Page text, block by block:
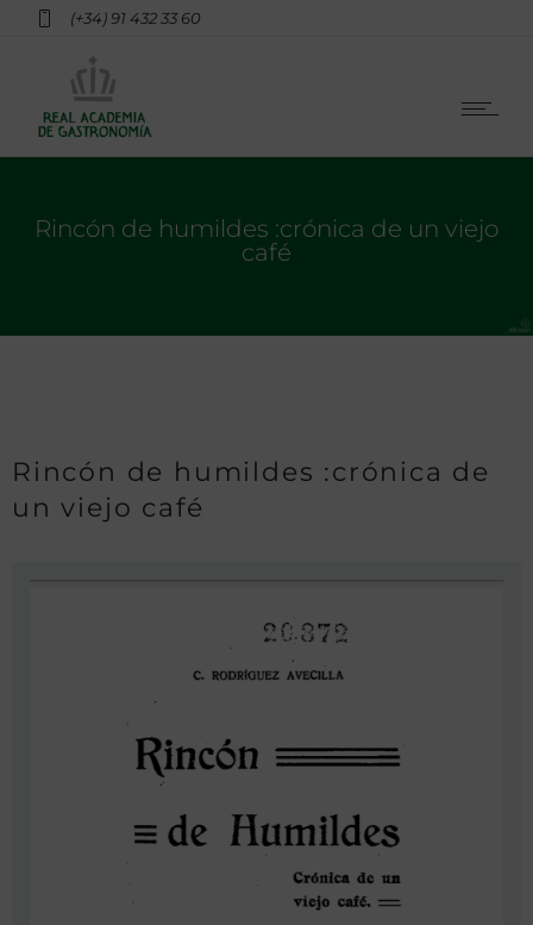
(+34) 91 432 33 60
Rincón de humildes :crónica de un viejo
café
Rincón de humildes :crónica de
un viejo café